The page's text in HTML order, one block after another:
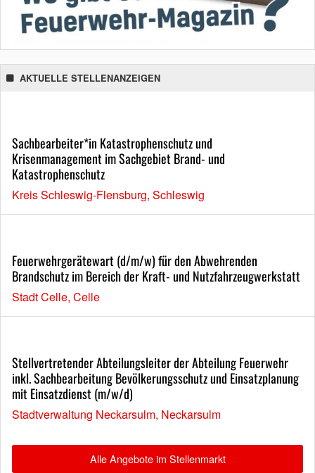
AKTUELLE STELLENANZEIGEN
Sachbearbeiter*in Katastrophenschutz und
Krisenmanagement im Sachgebiet Brand- und
Katastrophenschutz
Kreis Schleswig-Flensburg, Schleswig
Feuerwehrgerätewart (d/m/w) für den Abwehrenden
Brandschutz im Bereich der Kraft- und Nutzfahrzeugwerkstatt
Stadt Celle, Celle
Stellvertretender Abteilungsleiter der Abteilung Feuerwehr
inkl. Sachbearbeitung Bevölkerungsschutz und Einsatzplanung
mit Einsatzdienst (m/w/d)
Stadtverwaltung Neckarsulm, Neckarsulm
Alle Angebote im Stellenmarkt